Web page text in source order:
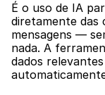
É o uso de IA
diretamente das
mensagens —
nada. A
dados